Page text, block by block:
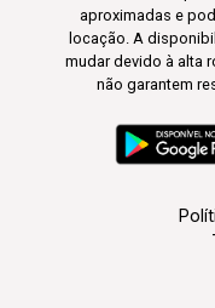
aproximadas e
locação. A
mudar devido à alta
não garantem